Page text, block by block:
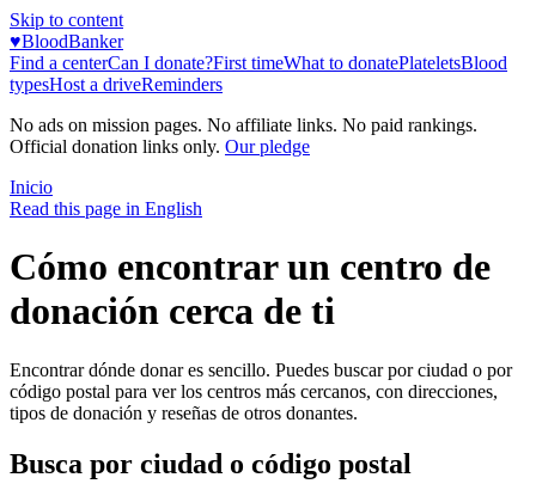
Skip to content
♥BloodBanker
Find a centerCan I donate?First timeWhat to donatePlateletsBlood
typesHost a driveReminders
No ads on mission pages. No affiliate links. No paid rankings.
Official donation links only. Our pledge
Inicio
Read this page in English
Cómo encontrar un centro de
donación cerca de ti
Encontrar dónde donar es sencillo. Puedes buscar por ciudad o por
código postal para ver los centros más cercanos, con direcciones,
tipos de donación y reseñas de otros donantes.
Busca por ciudad o código postal